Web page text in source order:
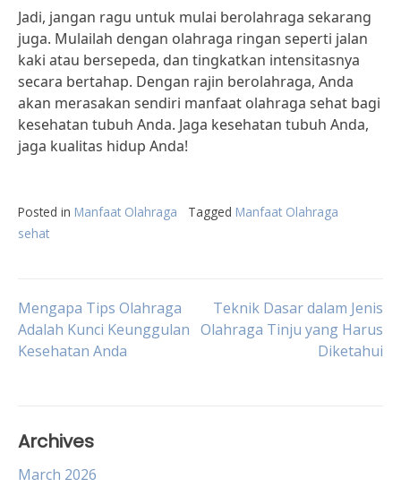
Jadi, jangan ragu untuk mulai berolahraga sekarang
juga. Mulailah dengan olahraga ringan seperti jalan
kaki atau bersepeda, dan tingkatkan intensitasnya
secara bertahap. Dengan rajin berolahraga, Anda
akan merasakan sendiri manfaat olahraga sehat bagi
kesehatan tubuh Anda. Jaga kesehatan tubuh Anda,
jaga kualitas hidup Anda!
Posted in Manfaat Olahraga Tagged Manfaat Olahraga
sehat
Post
navigation
Mengapa Tips Olahraga
Adalah Kunci Keunggulan
Kesehatan Anda
Teknik Dasar dalam Jenis
Olahraga Tinju yang Harus
Diketahui
Archives
March 2026